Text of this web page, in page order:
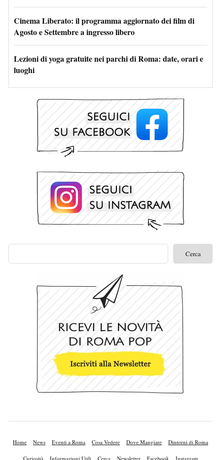
Cinema Liberato: il programma aggiornato dei film di
Agosto e Settembre a ingresso libero
Lezioni di yoga gratuite nei parchi di Roma: date, orari e
luoghi
Home News Eventi a Roma Cosa Vedere Dove Mangiare Dintorni di Roma
Curiosità Informazioni Utili Cerca Newsletter Facebook Instagram